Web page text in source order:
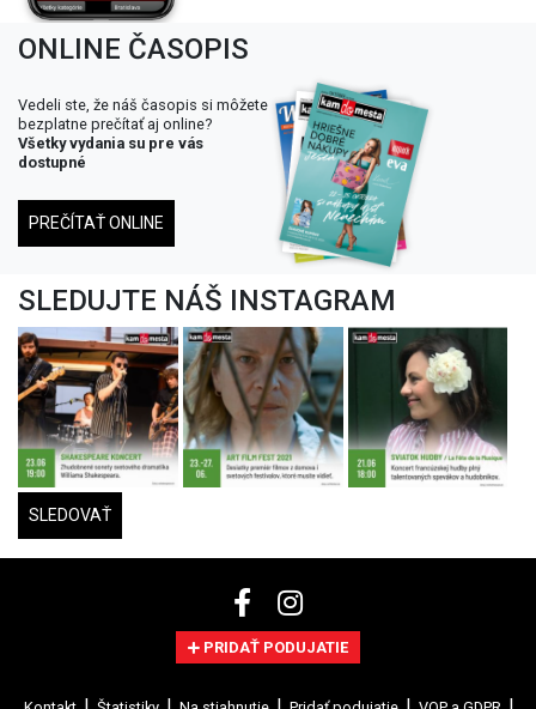
ONLINE ČASOPIS
Vedeli ste, že náš časopis si môžete
bezplatne prečítať aj online?
Všetky vydania su pre vás
dostupné
PREČÍTAŤ ONLINE
SLEDUJTE NÁŠ INSTAGRAM
SLEDOVAŤ
PRIDAŤ PODUJATIE